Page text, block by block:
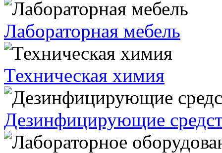
Лабораторная мебель
Техническая химия
Дезинфицирующие